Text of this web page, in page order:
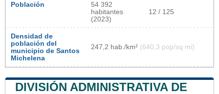
Población
54 392
habitantes
(2023)
12 / 125
Densidad de
población del
municipio de Santos
Michelena
247,2 hab./km² (640,3 pop/sq mi)
DIVISIÓN ADMINISTRATIVA DE